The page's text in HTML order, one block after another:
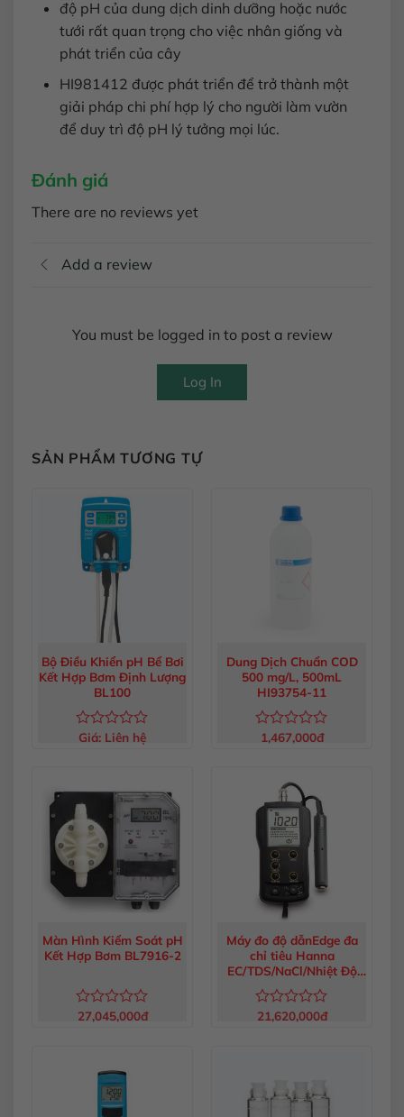
độ pH của dung dịch dinh dưỡng hoặc nước
tưới rất quan trọng cho việc nhân giống và
phát triển của cây
HI981412 được phát triển để trở thành một
giải pháp chi phí hợp lý cho người làm vườn
để duy trì độ pH lý tưởng mọi lúc.
Đánh giá
There are no reviews yet
Add a review
You must be logged in to post a review
Log In
SẢN PHẨM TƯƠNG TỰ
Bộ Điều Khiển pH Bể Bơi
Kết Hợp Bơm Định Lượng
BL100
Được
5
sao
Giá: Liên hệ
Dung Dịch Chuẩn COD
500 mg/L, 500mL
HI93754-11
Được
sao
1,467,000đ
Màn Hình Kiểm Soát pH
Kết Hợp Bơm BL7916-2
Được
27,045,000đ
Máy đo độ dẫnEdge đa
chỉ tiêu Hanna
EC/TDS/NaCl/Nhiệt Độ
HI2030-02
Được
sao
21,620,000đ